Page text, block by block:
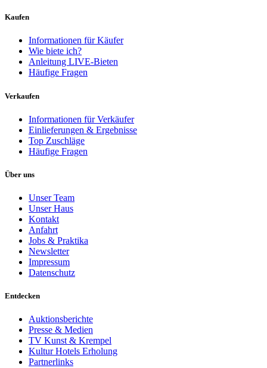
Kaufen
Informationen für Käufer
Wie biete ich?
Anleitung LIVE-Bieten
Häufige Fragen
Verkaufen
Informationen für Verkäufer
Einlieferungen & Ergebnisse
Top Zuschläge
Häufige Fragen
Über uns
Unser Team
Unser Haus
Kontakt
Anfahrt
Jobs & Praktika
Newsletter
Impressum
Datenschutz
Entdecken
Auktionsberichte
Presse & Medien
TV Kunst & Krempel
Kultur Hotels Erholung
Partnerlinks